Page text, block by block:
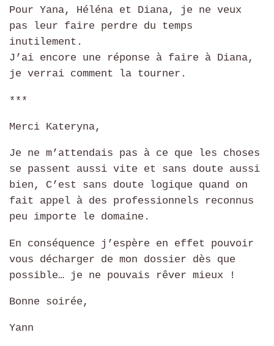
Pour Yana, Héléna et Diana, je ne veux
pas leur faire perdre du temps
inutilement.
J’ai encore une réponse à faire à Diana,
je verrai comment la tourner.
***
Merci Kateryna,
Je ne m’attendais pas à ce que les choses
se passent aussi vite et sans doute aussi
bien, C’est sans doute logique quand on
fait appel à des professionnels reconnus
peu importe le domaine.
En conséquence j’espère en effet pouvoir
vous décharger de mon dossier dès que
possible… je ne pouvais rêver mieux !
Bonne soirée,
Yann